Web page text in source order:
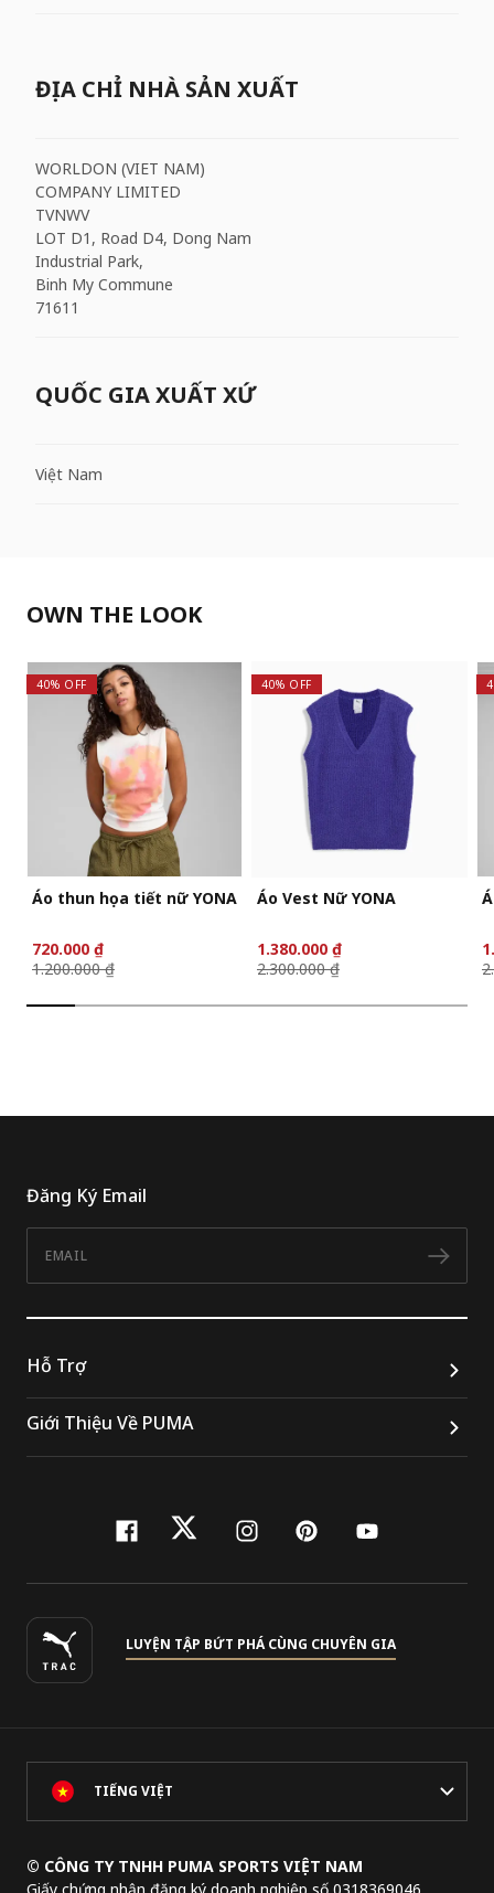
ĐỊA CHỈ NHÀ SẢN XUẤT
WORLDON (VIET NAM)
COMPANY LIMITED
TVNWV
LOT D1, Road D4, Dong Nam
Industrial Park,
Binh My Commune
71611
QUỐC GIA XUẤT XỨ
Việt Nam
OWN THE LOOK
40% OFF
Áo thun họa tiết nữ YONA
720.000 ₫
1.200.000 ₫
40% OFF
Áo Vest Nữ YONA
1.380.000 ₫
2.300.000 ₫
Đăng Ký Email
Hỗ Trợ
Giới Thiệu Về PUMA
facebook
twitterinstagram
pinterest
youtube
LUYỆN TẬP BỨT PHÁ CÙNG CHUYÊN GIA
TIẾNG VIỆT
© CÔNG TY TNHH PUMA SPORTS VIỆT NAM